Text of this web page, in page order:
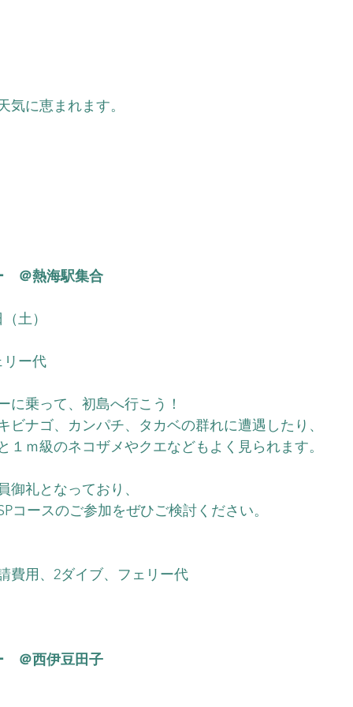
気に恵まれます。
＠熱海駅集合
土）
リー代
に乗って、初島へ行こう！
ビナゴ、カンパチ、タカベの群れに遭遇したり、
１ｍ級のネコザメやクエなどもよく見られます。
礼となっており、
コースのご参加をぜひご検討ください。
費用、2ダイブ、フェリー代
＠西伊豆田子